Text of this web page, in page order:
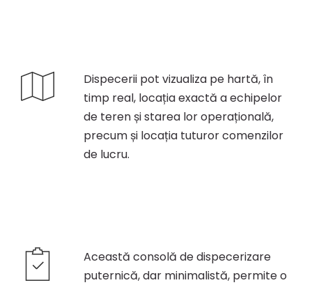
Dispecerii pot vizualiza pe hartă, în
timp real, locația exactă a echipelor
de teren și starea lor operațională,
precum și locația tuturor comenzilor
de lucru.
Această consolă de dispecerizare
puternică, dar minimalistă, permite o